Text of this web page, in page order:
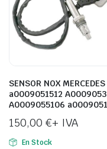
SENSOR NOX
a0009051512
A0009055106
150,00 €+ IVA
En Stock